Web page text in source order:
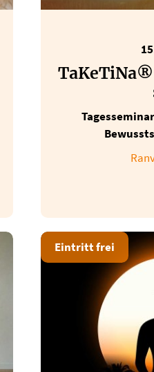
Eintritt frei